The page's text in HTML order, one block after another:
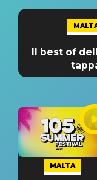
Il best of
MALTA